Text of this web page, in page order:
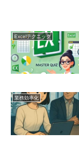
Excelテクニック
業務効率化